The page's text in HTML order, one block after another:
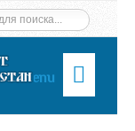
Menu